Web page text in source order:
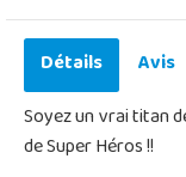
Détails Avis
Soyez un vrai titan
de Super Héros !!